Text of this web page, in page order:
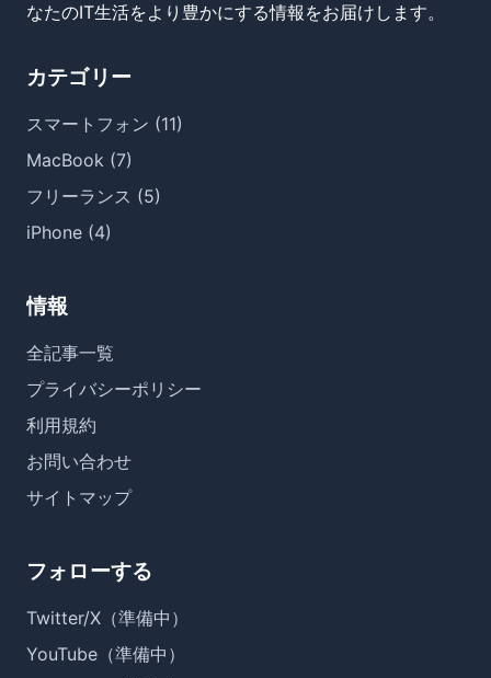
なたのIT生活をより豊かにする情報をお届けします。
カテゴリー
スマートフォン (11)
MacBook (7)
フリーランス (5)
iPhone (4)
情報
全記事一覧
プライバシーポリシー
利用規約
お問い合わせ
サイトマップ
フォローする
Twitter/X（準備中）
YouTube（準備中）